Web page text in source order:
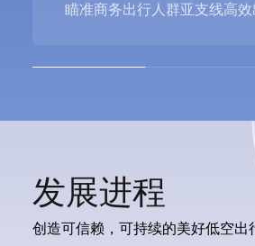
瞄准商务出行人群亚支线高
发展进程
创造可信赖，可持续的美好低空出